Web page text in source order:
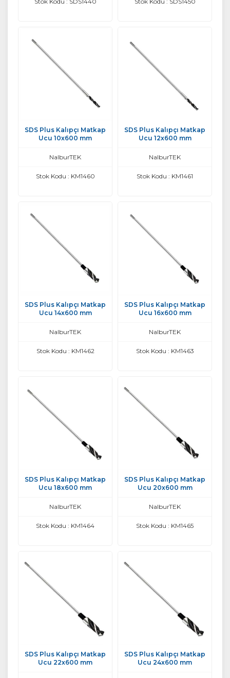
SDS Plus Kalıpçı Matkap
Ucu 10x600 mm
NalburTEK
Stok Kodu : KM1460
SDS Plus Kalıpçı Matkap
Ucu 12x600 mm
NalburTEK
Stok Kodu : KM1461
SDS Plus Kalıpçı Matkap
Ucu 14x600 mm
NalburTEK
Stok Kodu : KM1462
SDS Plus Kalıpçı Matkap
Ucu 16x600 mm
NalburTEK
Stok Kodu : KM1463
SDS Plus Kalıpçı Matkap
Ucu 18x600 mm
NalburTEK
Stok Kodu : KM1464
SDS Plus Kalıpçı Matkap
Ucu 20x600 mm
NalburTEK
Stok Kodu : KM1465
SDS Plus Kalıpçı Matkap
Ucu 22x600 mm
SDS Plus Kalıpçı Matkap
Ucu 24x600 mm